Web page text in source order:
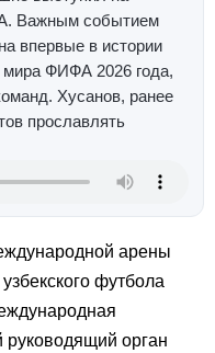
Важным событием
впервые в истории
мира ФИФА 2026 года,
Хусанов, ранее
прославлять
арены
футбола
орган